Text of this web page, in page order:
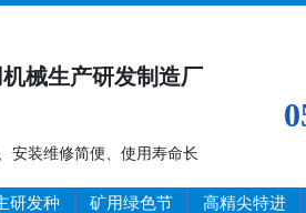
械生产研发制造厂
安装维修简便、使用寿命长
研发种
矿用绿色节
高精尖特进